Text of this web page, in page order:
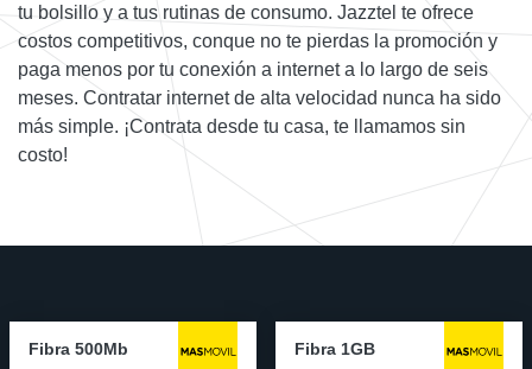
tu bolsillo y a tus rutinas de consumo. Jazztel te ofrece
costos competitivos, conque no te pierdas la promoción y
paga menos por tu conexión a internet a lo largo de seis
meses. Contratar internet de alta velocidad nunca ha sido
más simple. ¡Contrata desde tu casa, te llamamos sin
costo!
Fibra 500Mb Fibra 1GB